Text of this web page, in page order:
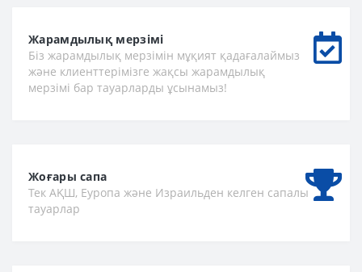
Жарамдылық мерзімі
Біз жарамдылық мерзімін мұқият қадағалаймыз
және клиенттерімізге жақсы жарамдылық
мерзімі бар тауарларды ұсынамыз!
Жоғары сапа
Тек АҚШ, Еуропа және Израильден келген сапалы
тауарлар